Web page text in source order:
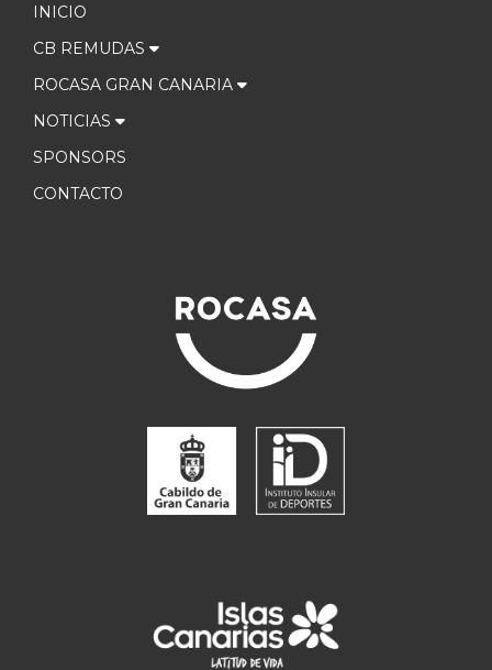
INICIO
CB REMUDAS
ROCASA GRAN CANARIA
NOTICIAS
SPONSORS
CONTACTO